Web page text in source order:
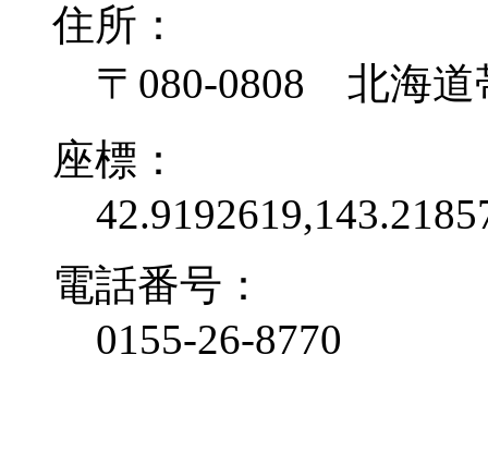
住所：
〒080-0808 北海道
座標：
電話番号：
0155-26-8770